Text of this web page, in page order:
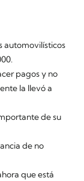
automovilísticos
pagos y no
la llevó a
de su
de no
que está